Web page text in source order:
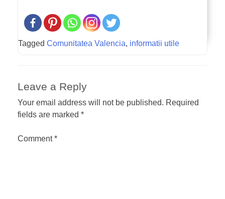
Tagged Comunitatea Valencia, informatii utile
Leave a Reply
Your email address will not be published. Required
fields are marked *
Comment*